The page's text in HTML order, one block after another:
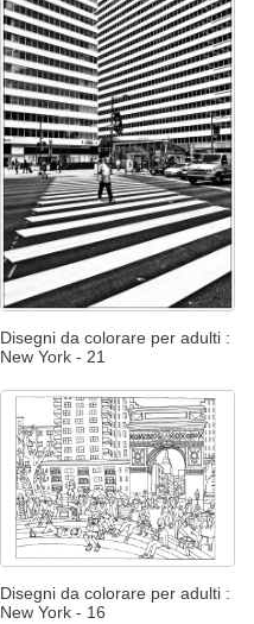
Disegni da colorare per adulti :
New York - 21
Disegni da colorare per adulti :
New York - 16